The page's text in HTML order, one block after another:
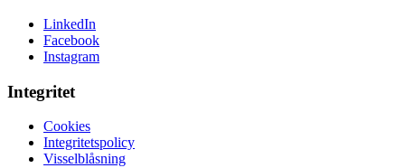
LinkedIn
Facebook
Instagram
Integritet
Cookies
Integritetspolicy
Visselblåsning